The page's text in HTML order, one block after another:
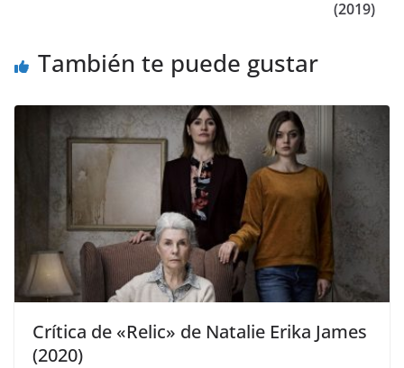
(2019)
También te puede gustar
Crítica de «Relic» de Natalie Erika James
(2020)